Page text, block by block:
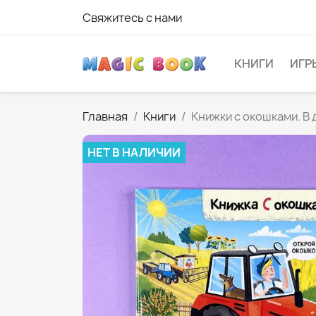
Свяжитесь с нами
КНИГИ
Главная Книги Книжки с окошками. В
НЕТ В НАЛИЧИИ